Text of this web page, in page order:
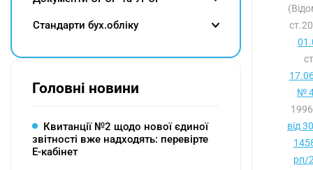
№
від
рп/
Cтандарти бух.обліку
Головні новини
Квитанції №2 щодо нової єдиної
звітності вже надходять: перевірте
Е-кабінет